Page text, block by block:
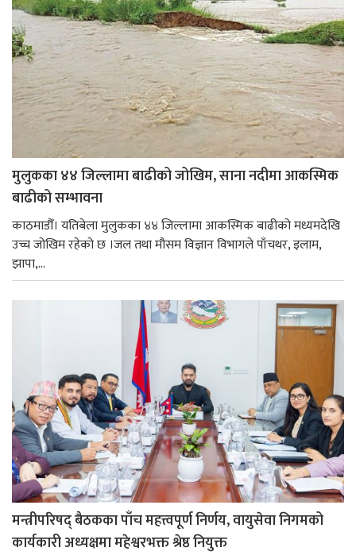
मुलुकका ४४ जिल्लामा बाढीको जोखिम, साना नदीमा आकस्मिक
बाढीको सम्भावना
काठमाडौँ। यतिबेला मुलुकका ४४ जिल्लामा आकस्मिक बाढीको मध्यमदेखि
उच्च जोखिम रहेको छ ।जल तथा मौसम विज्ञान विभागले पाँचथर, इलाम,
झापा,...
मन्त्रीपरिषद् बैठकका पाँच महत्त्वपूर्ण निर्णय, वायुसेवा निगमको
कार्यकारी अध्यक्षमा महेश्वरभक्त श्रेष्ठ नियुक्त